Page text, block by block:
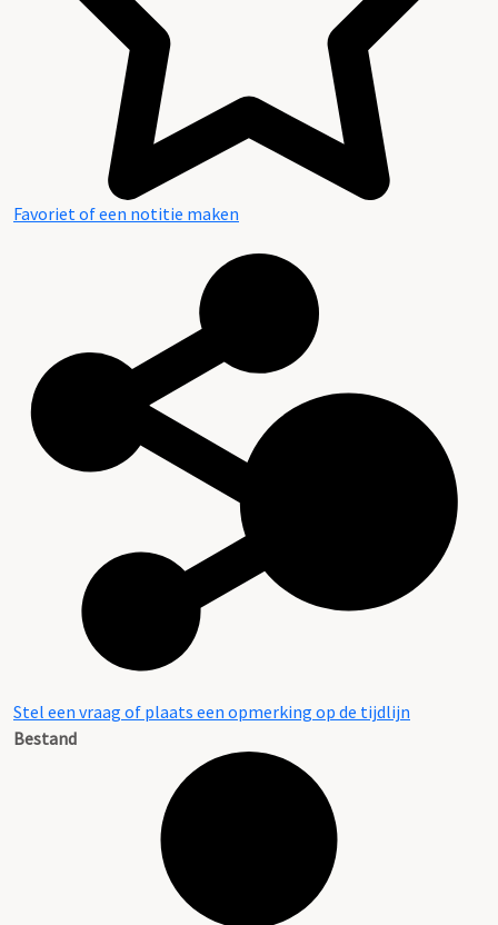
Favoriet of een notitie maken
Stel een vraag of plaats een opmerking op de tijdlijn
Bestand